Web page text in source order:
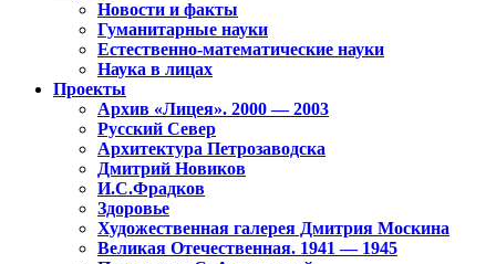
Новости и факты
Гуманитарные науки
Естественно-математические науки
Наука в лицах
Проекты
Архив «Лицея». 2000 — 2003
Русский Север
Архитектура Петрозаводска
Дмитрий Новиков
И.С.Фрадков
Здоровье
Художественная галерея Дмитрия Москина
Великая Отечественная. 1941 — 1945